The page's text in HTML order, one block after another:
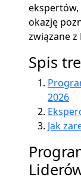
ekspertów,
okazję
związane z
Spis
2026
Jak